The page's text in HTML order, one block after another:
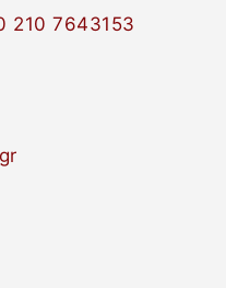
210 7643153